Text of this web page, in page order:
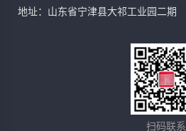
地址：山东省宁津县大祁工业园二期
扫码联系